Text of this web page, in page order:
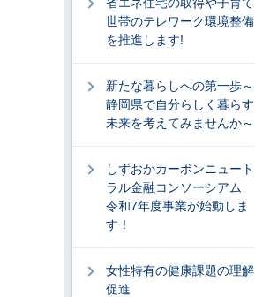
世帯のテレワーク環境整備
を推進します!
新たな暮らしへの第一歩～
静岡県で自分らしく暮らす
未来を考えてみませんか～
しずおかカーボンニュート
ラル金融コンソーシアム
令和7年度事業が始動しま
す！
女性特有の健康課題の理解
促進